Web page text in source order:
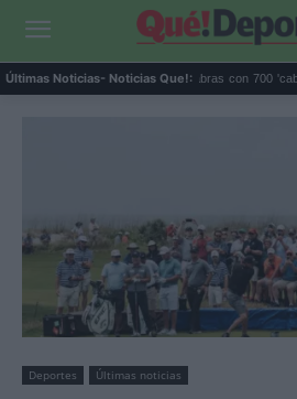
Últimas Noticias- Noticias Que!:
eliminó 140.000 cabras con 700 'cabras e...
Deportes Últimas noticias